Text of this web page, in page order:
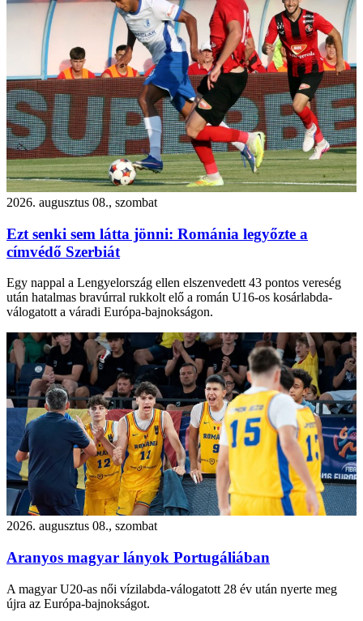
2026. augusztus 08., szombat
Ezt senki sem látta jönni: Románia legyőzte a
címvédő Szerbiát
Egy nappal a Lengyelország ellen elszenvedett 43 pontos vereség
után hatalmas bravúrral rukkolt elő a román U16-os kosárlabda-
válogatott a váradi Európa-bajnokságon.
2026. augusztus 08., szombat
Aranyos magyar lányok Portugáliában
A magyar U20-as női vízilabda-válogatott 28 év után nyerte meg
újra az Európa-bajnokságot.